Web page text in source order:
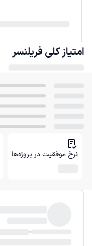
امتیاز کلی فریلنسر
نرخ موفقیت در پروژه‌ها